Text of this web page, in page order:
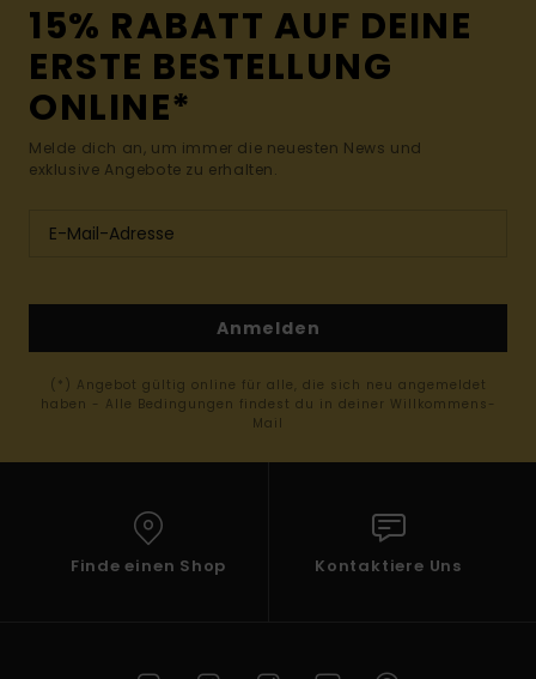
15% RABATT AUF DEINE
ERSTE BESTELLUNG
ONLINE*
Melde dich an, um immer die neuesten News und
exklusive Angebote zu erhalten.
Anmelden
(*) Angebot gültig online für alle, die sich neu angemeldet
haben - Alle Bedingungen findest du in deiner Willkommens-
Mail
Finde einen Shop Kontaktiere Uns